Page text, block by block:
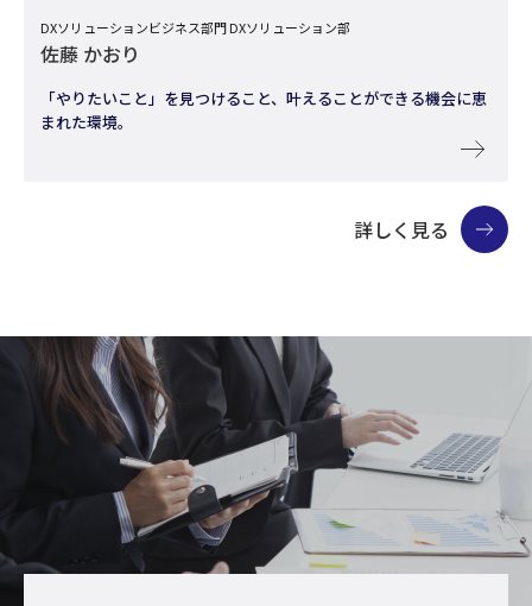
DXソリューションビジネス部門 DXソリューション部
佐藤 かおり
「やりたいこと」を見つけること、叶えることができる機会に恵
まれた環境。
詳しく見る